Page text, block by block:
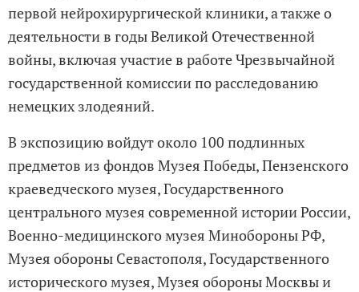
первой нейрохирургической клиники, а также о
деятельности в годы Великой Отечественной
войны, включая участие в работе Чрезвычайной
государственной комиссии по расследованию
немецких злодеяний.
В экспозицию войдут около 100 подлинных
предметов из фондов Музея Победы, Пензенского
краеведческого музея, Государственного
центрального музея современной истории России,
Военно-медицинского музея Минобороны РФ,
Музея обороны Севастополя, Государственного
исторического музея, Музея обороны Москвы и